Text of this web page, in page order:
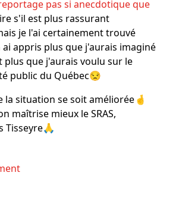
pas si anecdotique que
s'il est plus rassurant
je l'ai certainement trouvé
ai appris plus que j'aurais imaginé
plus que j'aurais voulu sur le
public du Québec😒
la situation se soit améliorée🤞
maîtrise mieux le SRAS,
Tisseyre🙏